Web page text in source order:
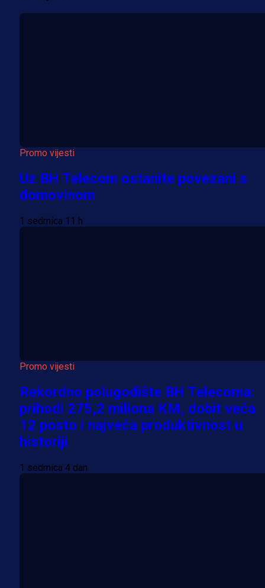
Promo vijesti
Uz BH Telecom ostanite povezani s
domovinom
1 sedmica 11 h
Promo vijesti
Rekordno polugodište BH Telecoma:
prihodi 275,2 miliona KM, dobit veća
12 posto i najveća produktivnost u
historiji
1 sedmica 4 dan